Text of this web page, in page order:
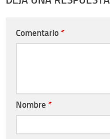
Comentario *
Nombre *